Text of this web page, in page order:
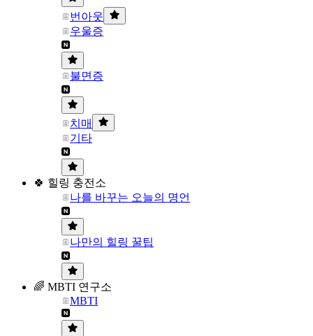
번아웃
우울증
불면증
치매
기타
🍀 힐링 충전소
나를 바꾸는 오늘의 명언
나만의 힐링 꿀팁
🌈 MBTI 연구소
MBTI